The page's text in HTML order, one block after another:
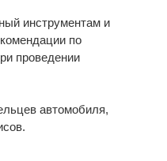
инструментам и
по
проведении
автомобиля,